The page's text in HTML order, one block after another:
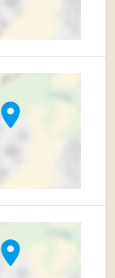
location_on
location_on